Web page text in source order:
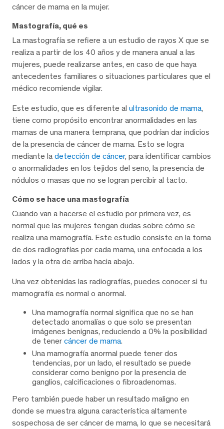
cáncer de mama en la mujer.
Mastografía, qué es
La mastografía se refiere a un estudio de rayos X que se
realiza a partir de los 40 años y de manera anual a las
mujeres, puede realizarse antes, en caso de que haya
antecedentes familiares o situaciones particulares que el
médico recomiende vigilar.
Este estudio, que es diferente al ultrasonido de mama,
tiene como propósito encontrar anormalidades en las
mamas de una manera temprana, que podrían dar indicios
de la presencia de cáncer de mama. Esto se logra
mediante la detección de cáncer, para identificar cambios
o anormalidades en los tejidos del seno, la presencia de
nódulos o masas que no se logran percibir al tacto.
Cómo se hace una mastografía
Cuando van a hacerse el estudio por primera vez, es
normal que las mujeres tengan dudas sobre cómo se
realiza una mamografía. Este estudio consiste en la toma
de dos radiografías por cada mama, una enfocada a los
lados y la otra de arriba hacia abajo.
Una vez obtenidas las radiografías, puedes conocer si tu
mamografía es normal o anormal.
Una mamografía normal significa que no se han
detectado anomalías o que solo se presentan
imágenes benignas, reduciendo a 0% la posibilidad
de tener cáncer de mama.
Una mamografía anormal puede tener dos
tendencias, por un lado, el resultado se puede
considerar como benigno por la presencia de
ganglios, calcificaciones o fibroadenomas.
Pero también puede haber un resultado maligno en
donde se muestra alguna característica altamente
sospechosa de ser cáncer de mama, lo que se necesitará